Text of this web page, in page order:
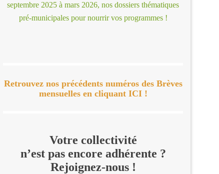
septembre 2025 à mars 2026, nos dossiers thématiques
pré-municipales pour nourrir vos programmes !
Retrouvez nos précédents numéros des Brèves
mensuelles en cliquant ICI !
Votre collectivité
n’est pas encore adhérente ?
Rejoignez-nous !